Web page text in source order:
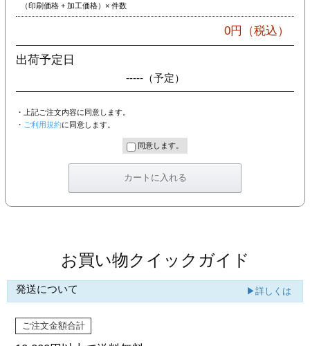
（印刷価格 + 加工価格）× 件数
0円（税込）
出荷予定日
-----（予定）
・上記ご注文内容に同意します。
・ ご利用規約に同意します。
同意します。
お買い物クイックガイド
発送について ▶詳しくは
ご注文金額合計